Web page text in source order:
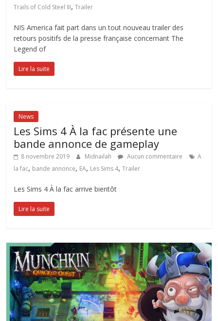
Trails of Cold Steel III,Trailer
NIS America fait part dans un tout nouveau trailer des
retours positifs de la presse française concernant The
Legend of
Lire la suite
News
Les Sims 4 À la fac présente une
bande annonce de gameplay
8 novembre 2019 Midnailah Aucun commentaire
A
la fac, bande annonce, EA, Les Sims 4,Trailer
Les Sims 4 À la fac arrive bientôt
Lire la suite